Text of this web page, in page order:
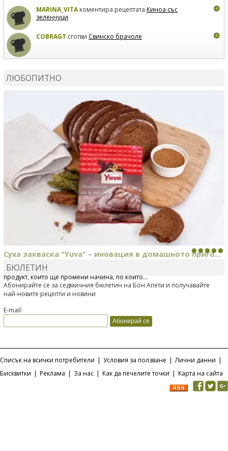
MARINA_VITAкоментира рецептата Киноа със
зеленчуци
COBRAGT сготви Свинско брачоле
ЛЮБОПИТНО
Суха закваска "Yuva" – иновация в домашното приго...
Отскоро Лесафр България стартира предлагането на изцяло нов
продукт, който ще промени начина, по който...
БЮЛЕТИН
Абонирайте се за седмичния бюлетин на Бон Апети и получавайте
най-новите рецепти и новини
E-mail:
Списък на всички потребители | Условия за ползване | Лични данни |
Бисквитки | Реклама | За нас | Как да печелите точки | Карта на сайта